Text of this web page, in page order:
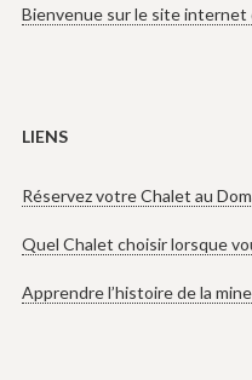
Bienvenue sur le site internet
LIENS
Réservez votre Chalet au
Quel Chalet choisir lorsque
Apprendre l’histoire de la